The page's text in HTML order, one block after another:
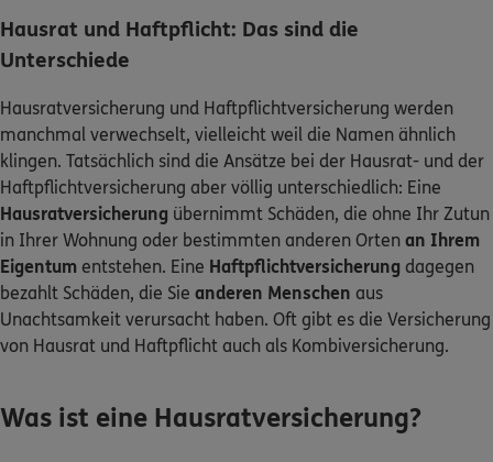
Hausrat und Haftpflicht: Das sind die
Unterschiede
Hausratversicherung und Haftpflichtversicherung werden
manchmal verwechselt, vielleicht weil die Namen ähnlich
klingen. Tatsächlich sind die Ansätze bei der Hausrat- und der
Haftpflichtversicherung aber völlig unterschiedlich: Eine
Hausratversicherung übernimmt Schäden, die ohne Ihr Zutun
in Ihrer Wohnung oder bestimmten anderen Orten an Ihrem
Eigentum entstehen. Eine Haftpflichtversicherung dagegen
bezahlt Schäden, die Sie anderen Menschen aus
Unachtsamkeit verursacht haben. Oft gibt es die Versicherung
von Hausrat und Haftpflicht auch als Kombiversicherung.
Was ist eine Hausratversicherung?